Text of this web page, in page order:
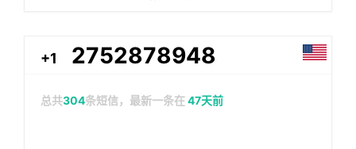
+1 2752878948
总共304条短信，最新一条在47天前